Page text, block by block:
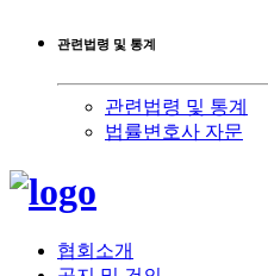
관련법령 및 통계
관련법령 및 통계
법률변호사 자문
협회소개